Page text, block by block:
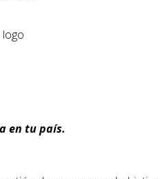
logo
en tu país.